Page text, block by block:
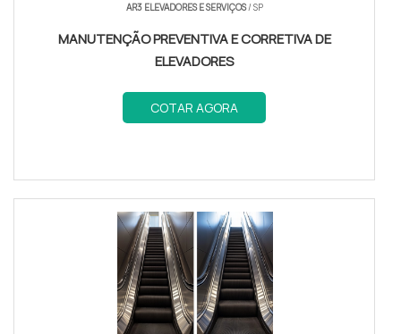
AR3 ELEVADORES E SERVIÇOS/ SP
MANUTENÇÃO PREVENTIVA E CORRETIVA DE
ELEVADORES
COTAR AGORA